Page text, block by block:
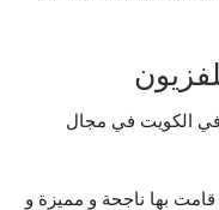
في الكويت في مجال
بها ناجحة و مميزة و